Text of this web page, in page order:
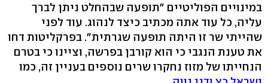
במינויים הפוליטיים "תופעה שבהחלט ניתן לברך
עליה, כל עוד אתה מכתיב כיצד לנהוג. עוד לפני
שהייתי שר זו היתה תופעה שגרתית". בפרקליטות דחו
את טענת הנגבי כי הוא קורבן בפרשה, וציינו כי בטרם
הנחייתו של מזוז נחקרו שרים נוספים בעניין זה, כמו